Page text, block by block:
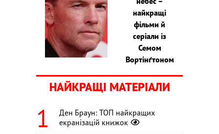
найкращі
фільми й
серіали із
Семом
Вортінґтоном
НАЙКРАЩІ МАТЕРІАЛИ
Ден Браун: ТОП найкращих
екранізацій книжок